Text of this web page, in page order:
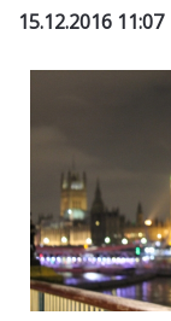
15.12.2016 11:07